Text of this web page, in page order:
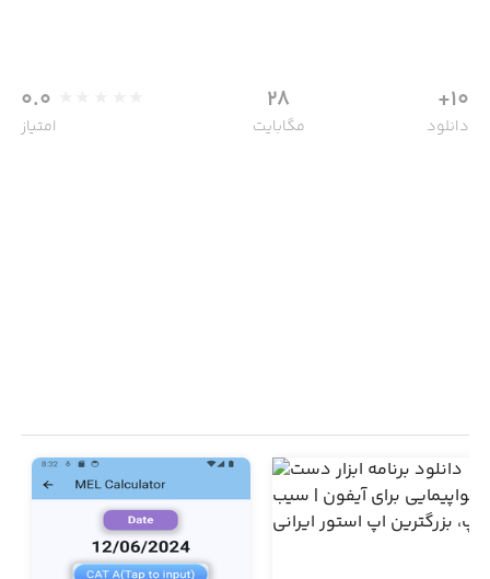
10+
دانلود
28
مگابایت
0.0
امتیاز